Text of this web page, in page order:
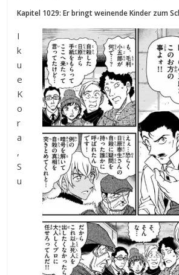
Kapitel 1029: Er bringt weinende Kinder zum
I
k
u
e
K
o
r
a
,
S
u